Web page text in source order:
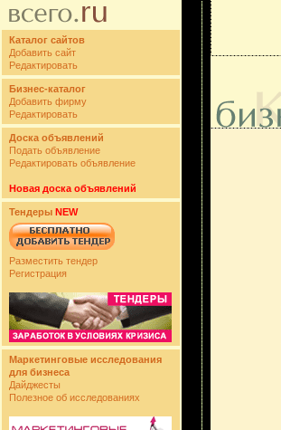
Каталог сайтов
Добавить сайт
Редактировать
Бизнес-каталог
Добавить фирму
Редактировать
Доска объявлений
Подать объявление
Редактировать объявление
Новая доска объявлений
Тендеры NEW
Разместить тендер
Регистрация
Маркетинговые исследования
для бизнеса
Дайджесты
Полезное об исследованиях